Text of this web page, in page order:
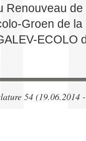
Renouveau
Groen de
ECOLO
54 (19.06.2014